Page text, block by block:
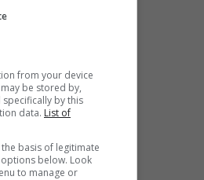
e
accendere
fisse nelle
Sky e che,
from your device
be stored by,
by this
data. List of
basis of legitimate
below. Look
to manage or